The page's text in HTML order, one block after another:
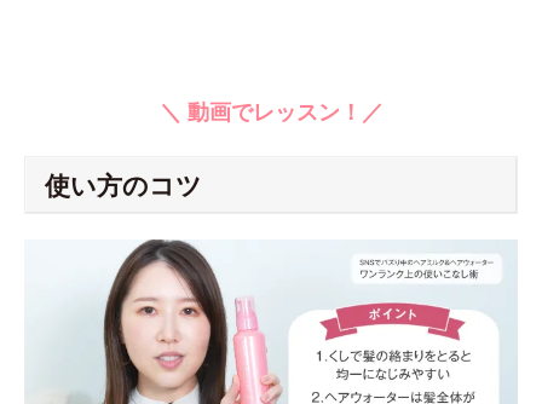
＼ 動画でレッスン！／
使い方のコツ